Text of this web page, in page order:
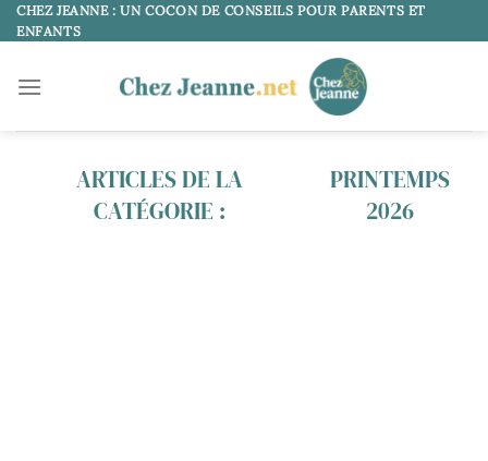
Passer
au
CHEZ JEANNE : UN COCON DE CONSEILS POUR PARENTS ET
ENFANTS
PRINTEMPS
2026